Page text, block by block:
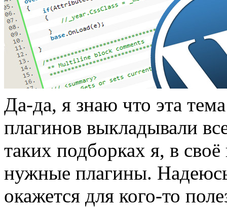
Да-да, я знаю что эта
плагинов выкладывали
таких подборках я, в
нужные плагины.
окажется для кого-то